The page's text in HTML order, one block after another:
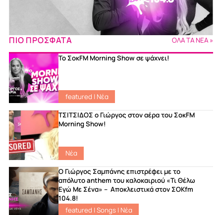
ΠΙΟ ΠΡΟΣΦΑΤΑ ΟΛΑ ΤΑ ΝΕΑ »
Το ΣοκFM Morning Show σε ψάχνει!
featured | Νέα
ΤΣΙΤΣΙΔΟΣ ο Γιώργος στον αέρα του ΣοκFM
Morning Show!
Νέα
Ο Γιώργος Σαμπάνης επιστρέφει με το
απόλυτο anthem του καλοκαιριού «Τι Θέλω
Εγώ Με Σένα» – Αποκλειστικά στον ΣΟΚfm
104.8!
featured |Songs| Νέα